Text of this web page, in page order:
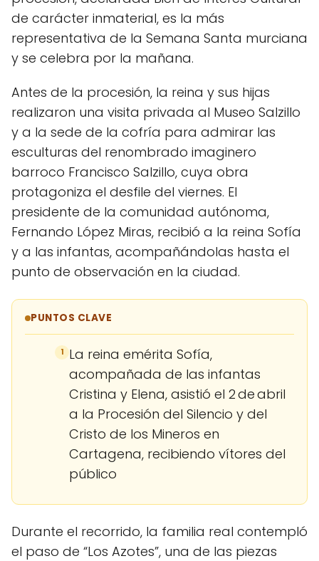
de carácter inmaterial, es la más
representativa de la Semana Santa murciana
y se celebra por la mañana.
Antes de la procesión, la reina y sus hijas
realizaron una visita privada al Museo Salzillo
y a la sede de la cofría para admirar las
esculturas del renombrado imaginero
barroco Francisco Salzillo, cuya obra
protagoniza el desfile del viernes. El
presidente de la comunidad autónoma,
Fernando López Miras, recibió a la reina Sofía
y a las infantas, acompañándolas hasta el
punto de observación en la ciudad.
PUNTOS CLAVE
1 La reina emérita Sofía,
acompañada de las infantas
Cristina y Elena, asistió el 2 de abril
a la Procesión del Silencio y del
Cristo de los Mineros en
Cartagena, recibiendo vítores del
público
Durante el recorrido, la familia real contempló
el paso de “Los Azotes”, una de las piezas